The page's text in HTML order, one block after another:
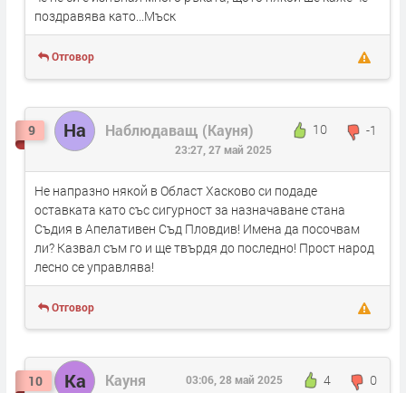
поздравява като...Мъск
Отговор
9 На Наблюдаващ (Кауня) 10 -1
23:27, 27 май 2025
Не напразно някой в Област Хасково си подаде
оставката като със сигурност за назначаване стана
Съдия в Апелативен Съд Пловдив! Имена да посочвам
ли? Казвал съм го и ще твърдя до последно! Прост народ
лесно се управлява!
Отговор
10 Ка Кауня 4 0
03:06, 28 май 2025